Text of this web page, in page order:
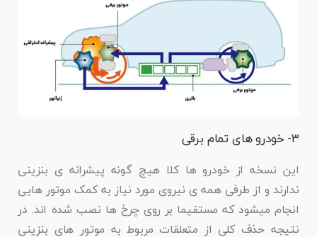
۳- خودرو های تمام برقی
این نسخه از خودرو ها کلا هیچ گونه پیشرانه ی بنزینی
ندارند و از طرفی همه ی نیروی مورد نیاز به کمک موتور هایی
انجام میشود که مستقیما بر روی چرخ ها نصب شده اند. در
نتیجه حذف کلی از متعلقات مربوط به موتور های بنزینی